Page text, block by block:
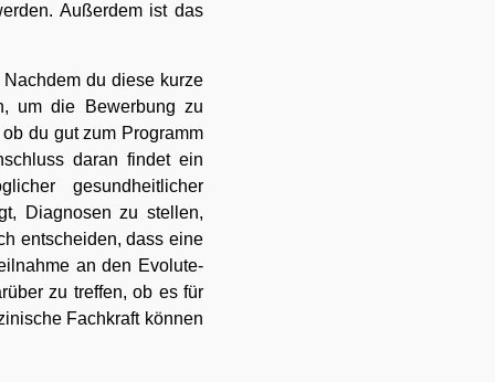
Außerdem ist das
du diese kurze
um die Bewerbung zu
du gut zum Programm
daran findet ein
gesundheitlicher
Diagnosen zu stellen,
entscheiden, dass eine
an den Evolute-
zu treffen, ob es für
Fachkraft können